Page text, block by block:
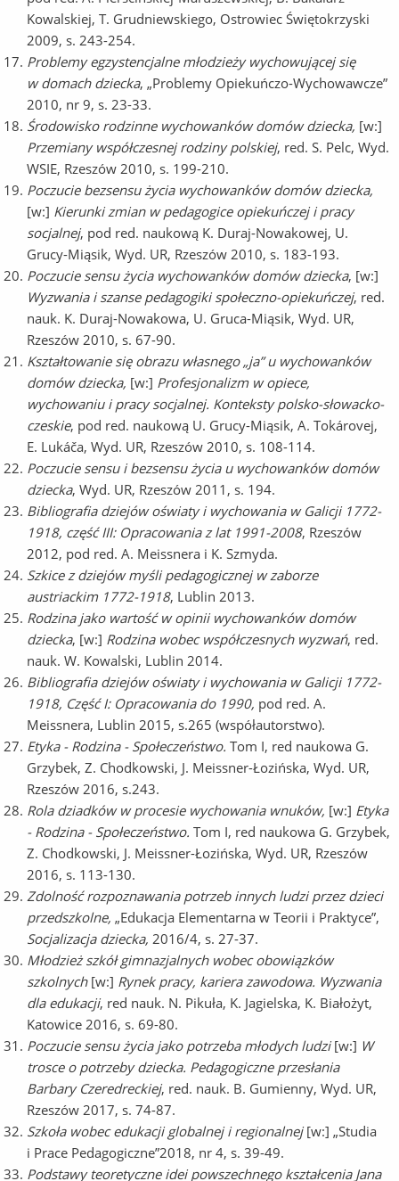
Kowalskiej, T. Grudniewskiego, Ostrowiec Świętokrzyski
2009, s. 243-254.
Problemy egzystencjalne młodzieży wychowującej się
w domach dziecka, „Problemy Opiekuńczo-Wychowawcze”
2010, nr 9, s. 23-33.
Środowisko rodzinne wychowanków domów dziecka, [w:]
Przemiany współczesnej rodziny polskiej, red. S. Pelc, Wyd.
WSIE, Rzeszów 2010, s. 199-210.
Poczucie bezsensu życia wychowanków domów dziecka,
[w:] Kierunki zmian w pedagogice opiekuńczej i pracy
socjalnej, pod red. naukową K. Duraj-Nowakowej, U.
Grucy-Miąsik, Wyd. UR, Rzeszów 2010, s. 183-193.
Poczucie sensu życia wychowanków domów dziecka, [w:]
Wyzwania i szanse pedagogiki społeczno-opiekuńczej, red.
nauk. K. Duraj-Nowakowa, U. Gruca-Miąsik, Wyd. UR,
Rzeszów 2010, s. 67-90.
Kształtowanie się obrazu własnego „ja” u wychowanków
domów dziecka, [w:] Profesjonalizm w opiece,
wychowaniu i pracy socjalnej. Konteksty polsko-słowacko-
czeskie, pod red. naukową U. Grucy-Miąsik, A. Tokárovej,
E. Lukáča, Wyd. UR, Rzeszów 2010, s. 108-114.
Poczucie sensu i bezsensu życia u wychowanków domów
dziecka, Wyd. UR, Rzeszów 2011, s. 194.
Bibliografia dziejów oświaty i wychowania w Galicji 1772-
1918, część III: Opracowania z lat 1991-2008, Rzeszów
2012, pod red. A. Meissnera i K. Szmyda.
Szkice z dziejów myśli pedagogicznej w zaborze
austriackim 1772-1918, Lublin 2013.
Rodzina jako wartość w opinii wychowanków domów
dziecka, [w:] Rodzina wobec współczesnych wyzwań, red.
nauk. W. Kowalski, Lublin 2014.
Bibliografia dziejów oświaty i wychowania w Galicji 1772-
1918, Część I: Opracowania do 1990, pod red. A.
Meissnera, Lublin 2015, s.265 (współautorstwo).
Etyka - Rodzina - Społeczeństwo. Tom I, red naukowa G.
Grzybek, Z. Chodkowski, J. Meissner-Łozińska, Wyd. UR,
Rzeszów 2016, s.243.
Rola dziadków w procesie wychowania wnuków, [w:] Etyka
- Rodzina - Społeczeństwo. Tom I, red naukowa G. Grzybek,
Z. Chodkowski, J. Meissner-Łozińska, Wyd. UR, Rzeszów
2016, s. 113-130.
Zdolność rozpoznawania potrzeb innych ludzi przez dzieci
przedszkolne, „Edukacja Elementarna w Teorii i Praktyce”,
Socjalizacja dziecka, 2016/4, s. 27-37.
Młodzież szkół gimnazjalnych wobec obowiązków
szkolnych[w:] Rynek pracy, kariera zawodowa. Wyzwania
dla edukacji, red nauk. N. Pikuła, K. Jagielska, K. Białożyt,
Katowice 2016, s. 69-80.
Poczucie sensu życia jako potrzeba młodych ludzi[w:] W
trosce o potrzeby dziecka. Pedagogiczne przesłania
Barbary Czeredreckiej, red. nauk. B. Gumienny, Wyd. UR,
Rzeszów 2017, s. 74-87.
Szkoła wobec edukacji globalnej i regionalnej[w:] „Studia
i Prace Pedagogiczne”2018, nr 4, s. 39-49.
Podstawy teoretyczne idei powszechnego kształcenia Jana